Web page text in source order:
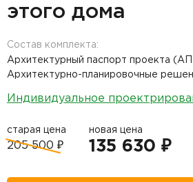
этого дома
Состав комплекта:
Архитектурный паспорт проекта
Архитектурно-планировочные
Индивидуальное
старая цена
205 500 ₽
новая цена
135 630 ₽